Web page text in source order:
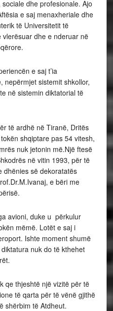
dhe profesionale. Ajo
e saj menaxheriale dhe
të Universitetit të
dhe e nderuar në
e saj t’ia
nepërmjet sistemit shkollor,
në sistemin diktatorial të
të ardhë në Tiranë, Dritës
shqiptare pas 54 vitesh,
nuk jetonin më.Një ftesë
në vitin 1993, për të
dhënies së dekoratatës
e bëri me
avioni, duke u përkulur
mëmë. Lotët e saj i
Ishte moment shumë
nuk do të kthehet
qe thjeshtë një vizitë për të
të qarta për të vënë gjithë
shërbim të Atdheut.